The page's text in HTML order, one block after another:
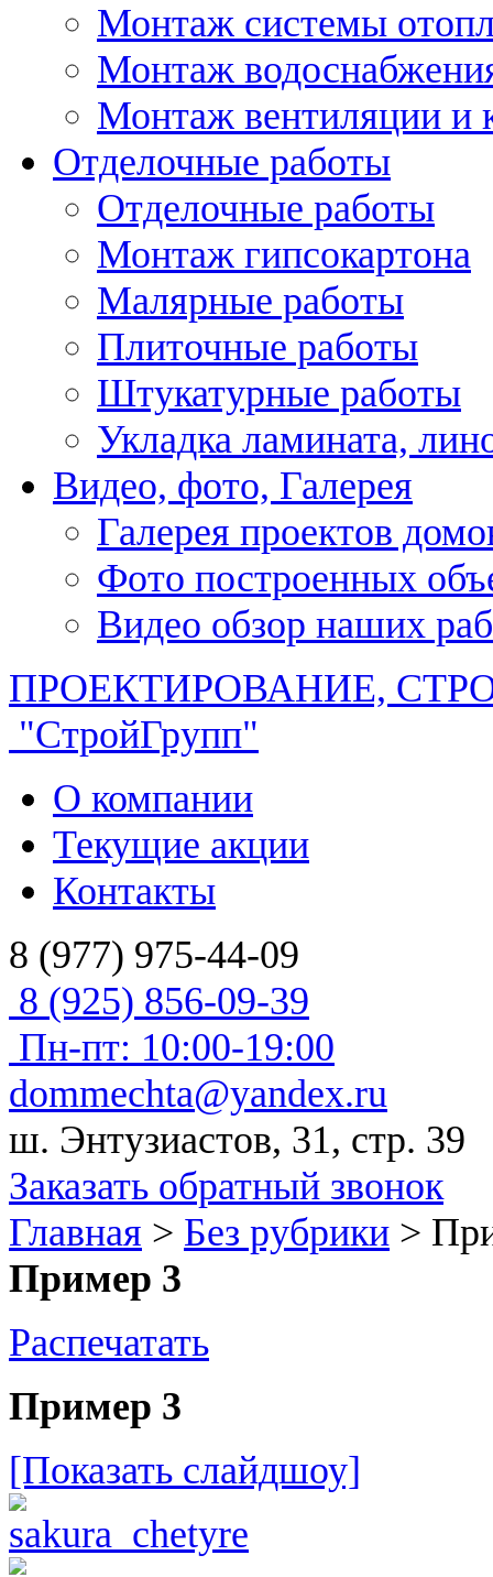
Монтаж системы
Монтаж
Монтаж вентиляции и
Отделочные работы
Отделочные работы
Монтаж гипсокартона
Малярные работы
Плиточные работы
Штукатурные работы
Укладка ламината,
Видео, фото, Галерея
Галерея проектов
Фото построенных
Видео обзор наших
ПРОЕКТИРОВАНИЕ,
"СтройГрупп"
О компании
Текущие акции
Контакты
8 (977) 975-44-09
8 (925) 856-09-39
Пн-пт: 10:00-19:00
dommechta@yandex.ru
ш. Энтузиастов, 31, стр. 39
Заказать обратный звонок
Главная > Без рубрики >
Пример 3
Распечатать
Пример 3
[Показать слайдшоу]